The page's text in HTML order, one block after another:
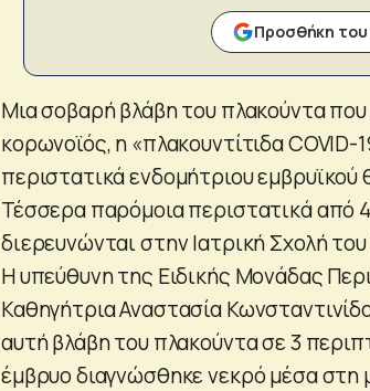
Προσθήκη
Μια σοβαρή βλάβη του πλακούντα
κορωνοϊός, η «πλακουντίτιδα
περιστατικά ενδομήτριου εμβρυϊκού
Τέσσερα παρόμοια περιστατικά από
διερευνώνται στην Ιατρική Σχολή
Η υπεύθυνη της Ειδικής Μονάδας
Καθηγήτρια Αναστασία
αυτή βλάβη του πλακούντα σε 3
έμβρυο διαγνώσθηκε νεκρό μέσα στη